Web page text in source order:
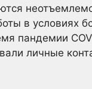
в условиях
пандемии
личные